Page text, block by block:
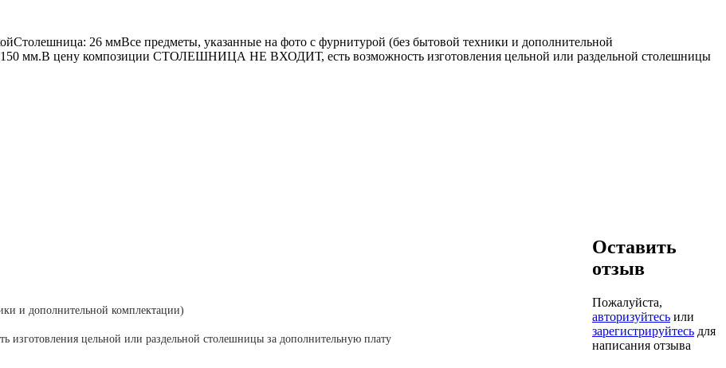
26 ммВсе предметы, указанные на фото с фурнитурой (без бытовой техники и дополнительной
150 мм.В цену композиции СТОЛЕШНИЦА НЕ ВХОДИТ, есть возможность изготовления цельной или раздельной столешницы
и дополнительной комплектации)
цельной или раздельной столешницы за дополнительную плату
Оставить
отзыв
Пожалуйста,
авторизуйтесь или
зарегистрируйтесь для
написания отзыва